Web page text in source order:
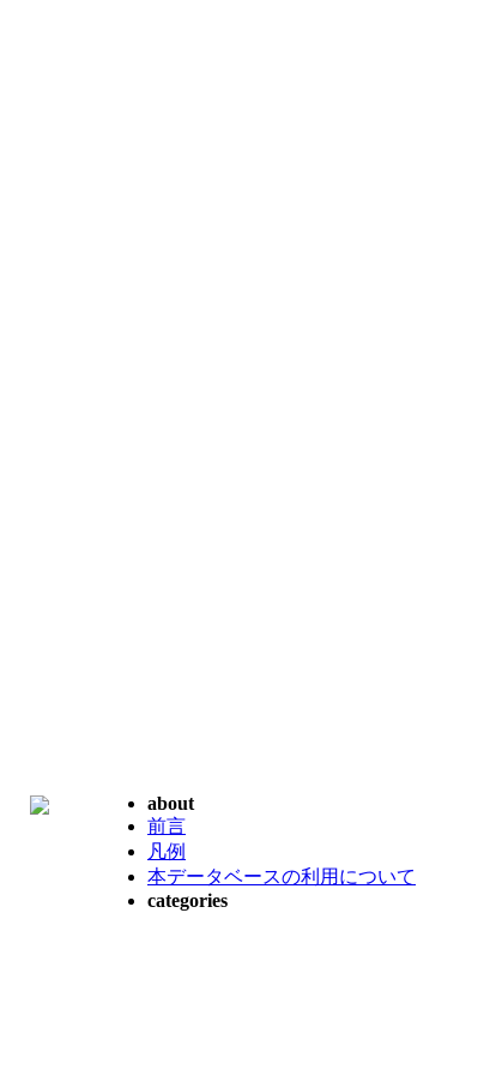
about
前言
凡例
本データベースの利用について
categories